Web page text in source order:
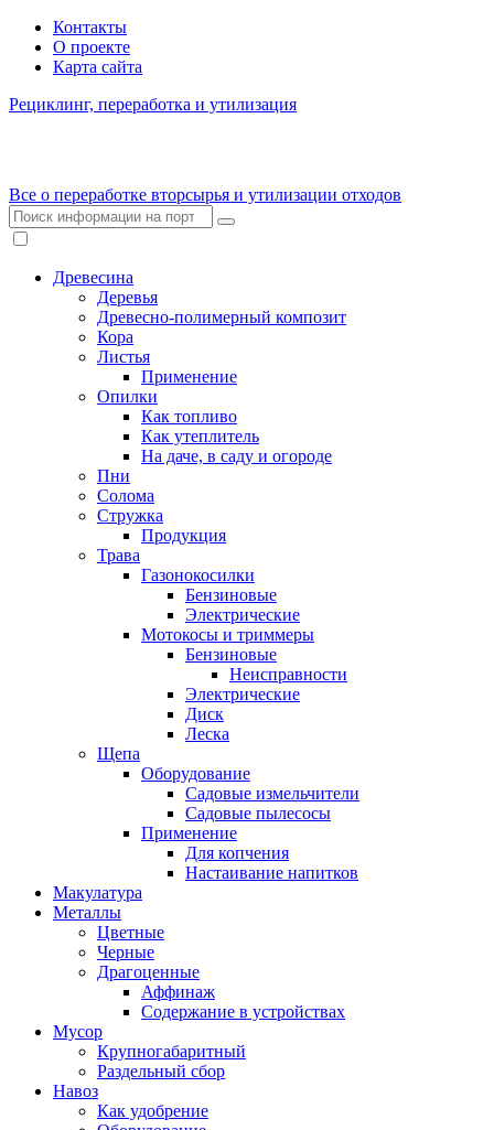
Контакты
О проекте
Карта сайта
Рециклинг, переработка и утилизация
Все о переработке вторсырья и утилизации отходов
Древесина
Деревья
Древесно-полимерный композит
Кора
Листья
Применение
Опилки
Как топливо
Как утеплитель
На даче, в саду и огороде
Пни
Солома
Стружка
Продукция
Трава
Газонокосилки
Бензиновые
Электрические
Мотокосы и триммеры
Бензиновые
Неисправности
Электрические
Диск
Леска
Щепа
Оборудование
Садовые измельчители
Садовые пылесосы
Применение
Для копчения
Настаивание напитков
Макулатура
Металлы
Цветные
Черные
Драгоценные
Аффинаж
Содержание в устройствах
Мусор
Крупногабаритный
Раздельный сбор
Навоз
Как удобрение